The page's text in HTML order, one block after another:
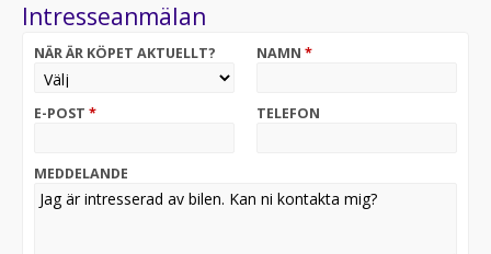
Intresseanmälan
NÄR ÄR KÖPET AKTUELLT? NAMN *
E-POST * TELEFON
MEDDELANDE